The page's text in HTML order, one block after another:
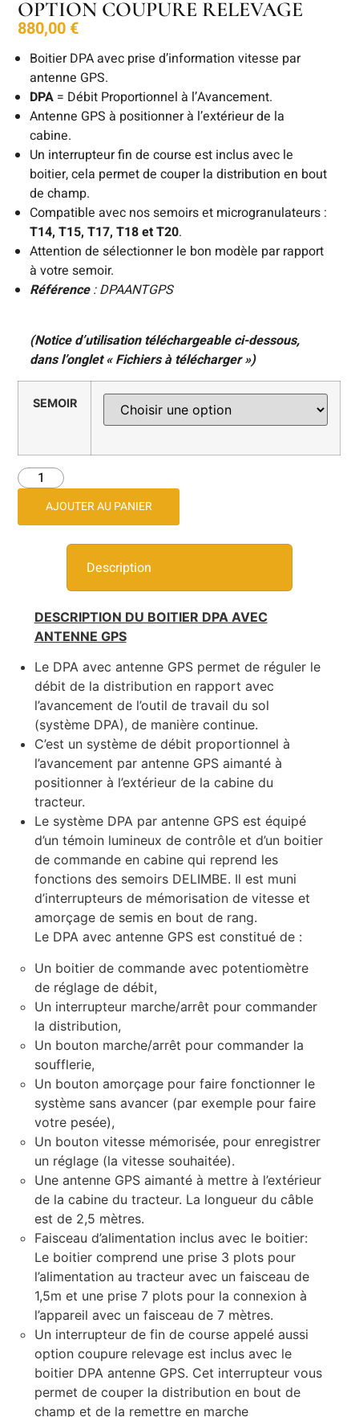
OPTION COUPURE RELEVAGE
880,00€
Boitier DPA avec prise d’information vitesse par
antenne GPS.
DPA = Débit Proportionnel à l’Avancement.
Antenne GPS à positionner à l’extérieur de la
cabine.
Un interrupteur fin de course est inclus avec le
boitier, cela permet de couper la distribution en bout
de champ.
Compatible avec nos semoirs et microgranulateurs :
T14, T15, T17, T18 et T20.
Attention de sélectionner le bon modèle par rapport
à votre semoir.
Référence: DPAANTGPS
(Notice d’utilisation téléchargeable ci-dessous,
dans l’onglet « Fichiers à télécharger »)
SEMOIR
AJOUTER AU PANIER
Description
DESCRIPTION DU BOITIER DPA AVEC
ANTENNE GPS
Le DPA avec antenne GPS permet de réguler le
débit de la distribution en rapport avec
l’avancement de l’outil de travail du sol
(système DPA), de manière continue.
C’est un système de débit proportionnel à
l’avancement par antenne GPS aimanté à
positionner à l’extérieur de la cabine du
tracteur.
Le système DPA par antenne GPS est équipé
d’un témoin lumineux de contrôle et d’un boitier
de commande en cabine qui reprend les
fonctions des semoirs DELIMBE. Il est muni
d’interrupteurs de mémorisation de vitesse et
amorçage de semis en bout de rang.
Le DPA avec antenne GPS est constitué de :
Un boitier de commande avec potentiomètre
de réglage de débit,
Un interrupteur marche/arrêt pour commander
la distribution,
Un bouton marche/arrêt pour commander la
soufflerie,
Un bouton amorçage pour faire fonctionner le
système sans avancer (par exemple pour faire
votre pesée),
Un bouton vitesse mémorisée, pour enregistrer
un réglage (la vitesse souhaitée).
Une antenne GPS aimanté à mettre à l’extérieur
de la cabine du tracteur. La longueur du câble
est de 2,5 mètres.
Faisceau d’alimentation inclus avec le boitier:
Le boitier comprend une prise 3 plots pour
l’alimentation au tracteur avec un faisceau de
1,5m et une prise 7 plots pour la connexion à
l’appareil avec un faisceau de 7 mètres.
Un interrupteur de fin de course appelé aussi
option coupure relevage est inclus avec le
boitier DPA antenne GPS. Cet interrupteur vous
permet de couper la distribution en bout de
champ et de la remettre en marche